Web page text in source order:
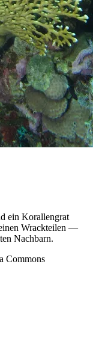
ein Korallengrat
Wrackteilen —
Nachbarn.
Commons